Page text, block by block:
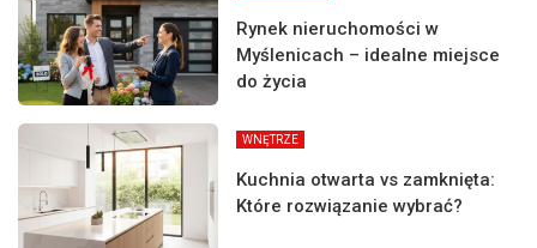
Rynek nieruchomości w
Myślenicach – idealne miejsce
do życia
WNĘTRZE
Kuchnia otwarta vs zamknięta:
Które rozwiązanie wybrać?